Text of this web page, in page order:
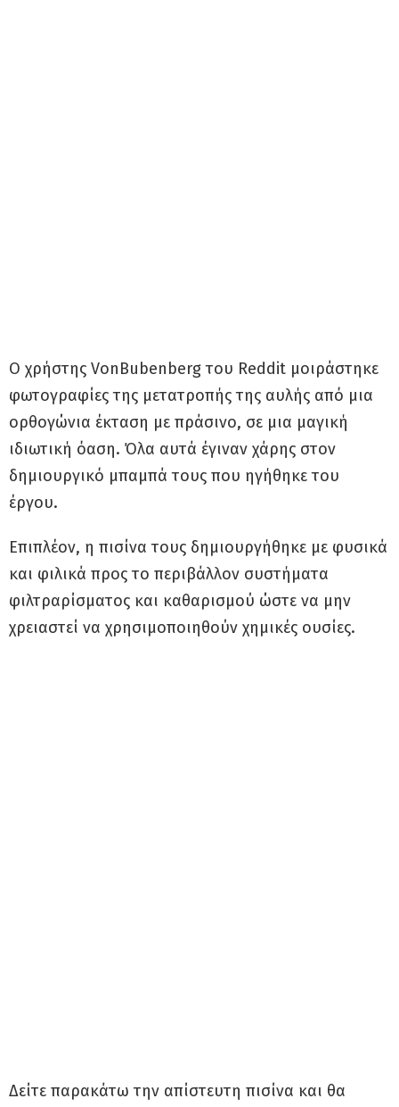
Ο χρήστης VonBubenberg του Reddit μοιράστηκε
φωτογραφίες της μετατροπής της αυλής από μια
ορθογώνια έκταση με πράσινο, σε μια μαγική
ιδιωτική όαση. Όλα αυτά έγιναν χάρης στον
δημιουργικό μπαμπά τους που ηγήθηκε του
έργου.
Επιπλέον, η πισίνα τους δημιουργήθηκε με φυσικά
και φιλικά προς το περιβάλλον συστήματα
φιλτραρίσματος και καθαρισμού ώστε να μην
χρειαστεί να χρησιμοποιηθούν χημικές ουσίες.
Δείτε παρακάτω την απίστευτη πισίνα και θα